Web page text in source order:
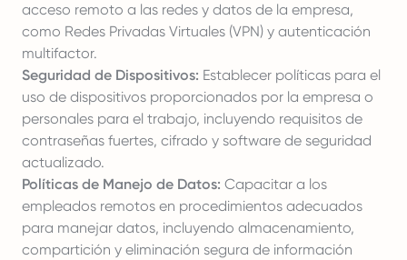
acceso remoto a las redes y datos de la empresa,
como Redes Privadas Virtuales (VPN) y autenticación
multifactor.
Seguridad de Dispositivos: Establecer políticas para el
uso de dispositivos proporcionados por la empresa o
personales para el trabajo, incluyendo requisitos de
contraseñas fuertes, cifrado y software de seguridad
actualizado.
Políticas de Manejo de Datos: Capacitar a los
empleados remotos en procedimientos adecuados
para manejar datos, incluyendo almacenamiento,
compartición y eliminación segura de información